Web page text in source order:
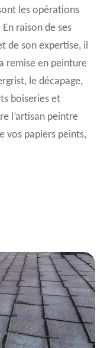
les opérations
raison de ses
de son expertise, il
remise en peinture
le décapage,
boiseries et
l’artisan peintre
vos papiers peints,